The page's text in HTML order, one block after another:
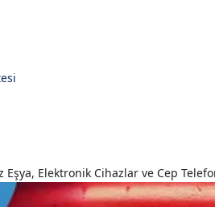
Elektronik Cihazlar ve Cep